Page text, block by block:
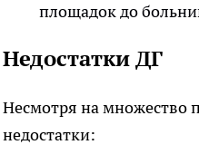
площадок до
Недостатки ДГ
Несмотря на множество
недостатки: